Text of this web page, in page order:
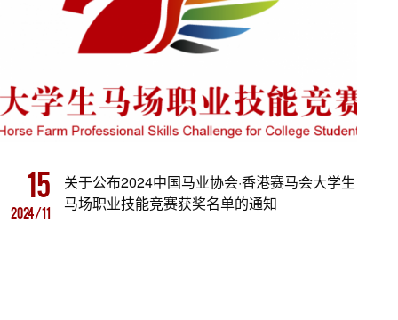
15
2024/11
关于公布2024中国马业协会·香港赛马会大学生
马场职业技能竞赛获奖名单的通知